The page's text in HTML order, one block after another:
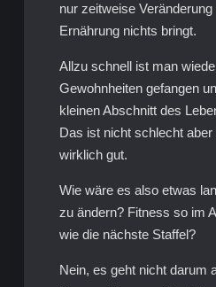
nur zeitweise
Ernährung nichts bringt.
Allzu schnell ist man
Gewohnheiten gefangen
kleinen Abschnitt des
Das ist nicht schlecht
wirklich gut.
Wie wäre es also etwas
zu ändern? Fitness so im
wie die nächste Staffel?
Nein, es geht nicht darum